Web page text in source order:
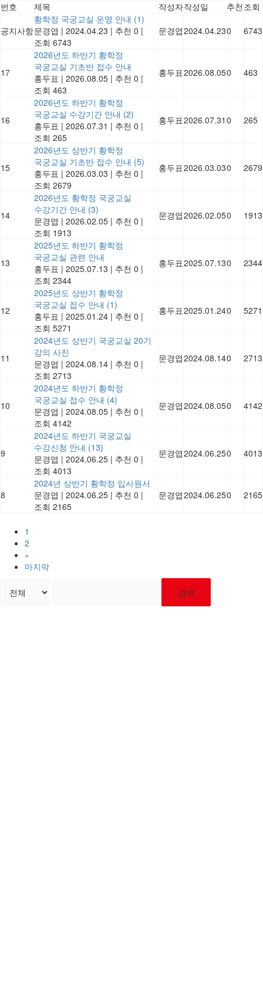
번호 제목 작성자작성일 추천 조회
공지사항
황학정 국궁교실 운영 안내 (1)
문경엽 | 2024.04.23 | 추천 0 |
조회 6743
문경엽2024.04.230 6743
17
2026년도 하반기 황학정
국궁교실 기초반 접수 안내
홍두표 | 2026.08.05 | 추천 0 |
조회 463
홍두표2026.08.050 463
16
2026년도 하반기 황학정
국궁교실 수강기간 안내 (2)
홍두표 | 2026.07.31 | 추천 0 |
조회 265
홍두표2026.07.31 0 265
15
2026년도 상반기 황학정
국궁교실 기초반 접수 안내 (5)
홍두표 | 2026.03.03 | 추천 0 |
조회 2679
홍두표2026.03.030 2679
14
2026년도 황학정 국궁교실
수강기간 안내 (3)
문경엽 | 2026.02.05 | 추천 0 |
조회 1913
문경엽2026.02.050 1913
13
2025년도 하반기 황학정
국궁교실 관련 안내
홍두표 | 2025.07.13 | 추천 0 |
조회 2344
홍두표2025.07.130 2344
12
2025년도 상반기 황학정
국궁교실 접수 안내 (1)
홍두표 | 2025.01.24 | 추천 0 |
조회 5271
홍두표2025.01.240 5271
11
2024년도 상반기 국궁교실 20기
강의 사진
문경엽 | 2024.08.14 | 추천 0 |
조회 2713
문경엽2024.08.140 2713
10
2024년도 하반기 황학정
국궁교실 접수 안내 (4)
문경엽 | 2024.08.05 | 추천 0 |
조회 4142
문경엽2024.08.050 4142
9
2024년도 하반기 국궁교실
수강신청 안내 (13)
문경엽 | 2024.06.25 | 추천 0 |
조회 4013
문경엽2024.06.250 4013
8
2024년 상반기 황학정 입사원서
문경엽 | 2024.06.25 | 추천 0 |
조회 2165
문경엽2024.06.250 2165
1
2
»
마지막
검색